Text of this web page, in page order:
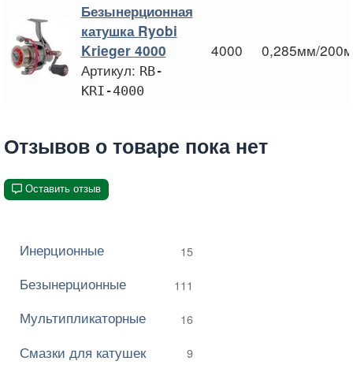
Безынерционная
катушка Ryobi
Krieger 4000
Артикул: RB-
KRI-4000
4000 0,285мм/200м
Отзывов о товаре пока нет
Оставить отзыв
Инерционные 15
Безынерционные 111
Мультипликаторные 16
Смазки для катушек 9